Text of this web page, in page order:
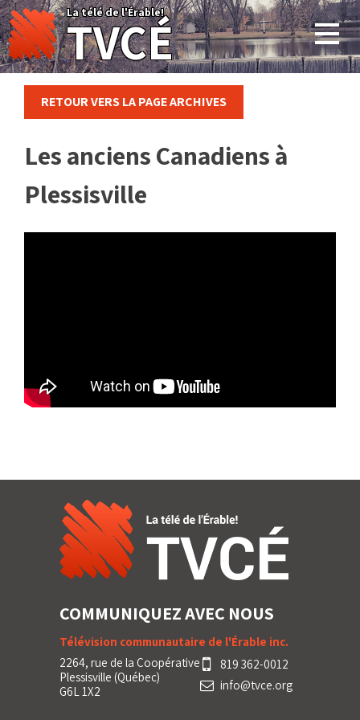
Skip
to
content
La télé de l'Érable!
TVCÉ
RETOUR VERS LA PAGE ARCHIVES
Les anciens Canadiens à
Plessisville
COMMUNIQUEZ AVEC NOUS
Télévision communautaire de l'Érable inc.
2264, rue de la Coopérative
Plessisville (Québec)
G6L 1X2
819 362-0012
info@tvce.org